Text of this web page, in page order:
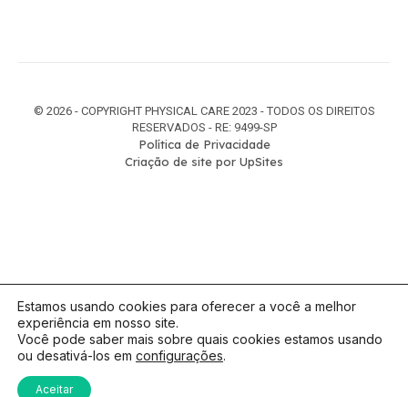
© 2026 - COPYRIGHT PHYSICAL CARE 2023 - TODOS OS DIREITOS
RESERVADOS - RE: 9499-SP
Política de Privacidade
Criação de site por UpSites
Estamos usando cookies para oferecer a você a melhor
experiência em nosso site.
Você pode saber mais sobre quais cookies estamos usando
ou desativá-los em configurações.
Aceitar